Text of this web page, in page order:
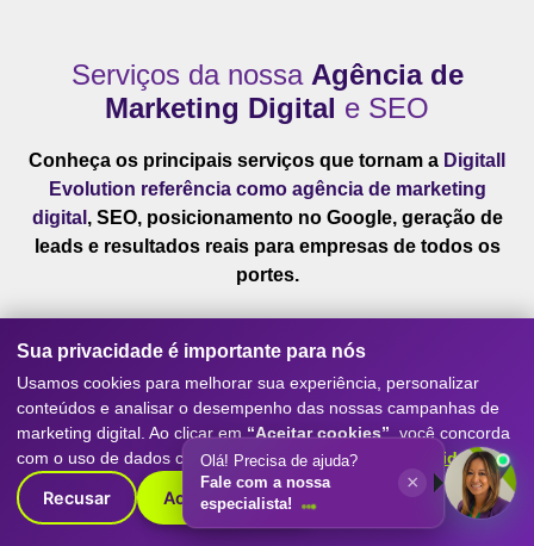
Serviços da nossa Agência de
Marketing Digital e SEO
Conheça os principais serviços que tornam a Digitall
Evolution referência como agência de marketing
digital , SEO, posicionamento no Google, geração de
leads e resultados reais para empresas de todos os
portes.
Sua privacidade é importante para nós
Usamos cookies para melhorar sua experiência, personalizar
conteúdos e analisar o desempenho das nossas campanhas de
marketing digital. Ao clicar em “Aceitar cookies” , você concorda
com o uso de dados conforme nossaPolítica de Privacidade.
Recusar Aceitar cookies
Olá! Precisa de ajuda?
Fale com a nossa
especialista!
×